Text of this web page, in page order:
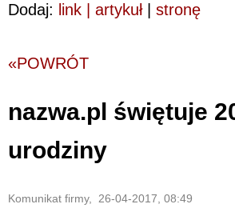
Dodaj: link | artykuł| stronę
«POWRÓT
nazwa.pl świętuje
urodziny
Komunikat firmy, 26-04-2017, 08:49